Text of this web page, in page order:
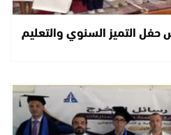
حفل التميز السنوي والتعليم